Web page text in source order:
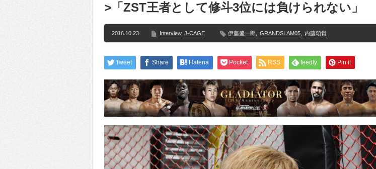
>「ZST王者として修斗3位には負けられない」
2016.10.23 Interview J-CAGE 伊藤盛一郎 GRANDSLAM05 内藤頌貴
Tweet Share Hatena Pocket RSS feedly Pin it